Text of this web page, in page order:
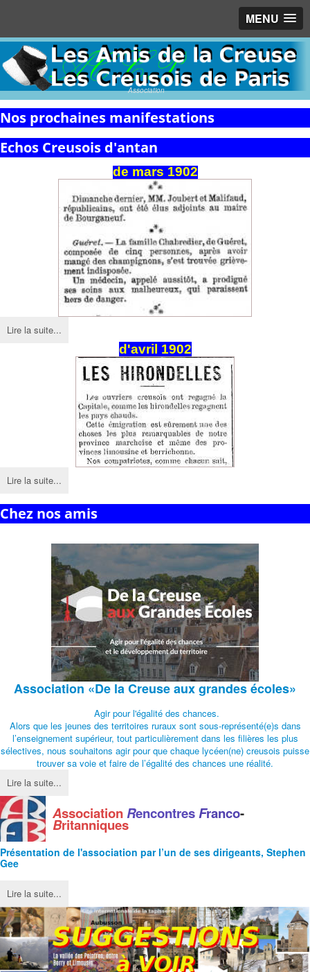
MENU
Association
Nos prochaines manifestations
Echos Creusois d'antan
de mars 1902
Lire la suite...
d'avril 1902
Lire la suite...
Chez nos amis
Association «De la Creuse aux grandes écoles»
Agir pour l'égalité des chances.
Alors que les jeunes des territoires ruraux sont sous-représenté(e)s dans
l’enseignement supérieur, tout particulièrement dans les filières les plus
sélectives, nous souhaitons agir pour que chaque lycéen(ne) creusois puisse
trouver sa voie et faire de l’égalité des chances une réalité.
Lire la suite...
AssociationRencontresFranco-
Britanniques
Présentation de l'association par l’un de ses dirigeants, Stephen
Gee
Lire la suite...